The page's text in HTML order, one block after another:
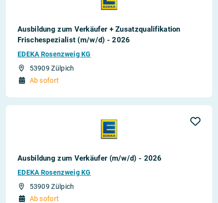
Ausbildung zum Verkäufer + Zusatzqualifikation
Frischespezialist (m/w/d) - 2026
EDEKA Rosenzweig KG
53909 Zülpich
Ab sofort
Ausbildung zum Verkäufer (m/w/d) - 2026
EDEKA Rosenzweig KG
53909 Zülpich
Ab sofort